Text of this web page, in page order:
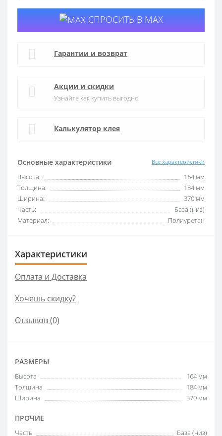
Основные характеристики Все характеристики
Высота:
164 мм
Толщина:
184 мм
Ширина:
370 мм
Часть:
База (низ)
Материал:
Полиуретан
СПРОСИТЬ В MAX
Гарантии и возврат
Акции и скидки
Узнайте как купить выгодно
Калькулятор клея
Характеристики
Оплата и Доставка
Хочешь скидку?
Отзывов (0)
РАЗМЕРЫ
Высота
164 мм
Толщина
184 мм
Ширина
370 мм
ПРОЧИЕ
Часть База (низ)